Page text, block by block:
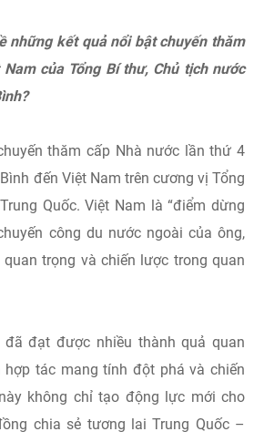
những kết quả nổi bật chuyến thăm
của Tổng Bí thư, Chủ tịch nước
thăm cấp Nhà nước lần thứ 4
đến Việt Nam trên cương vị Tổng
Quốc. Việt Nam là “điểm dừng
công du nước ngoài của ông,
trọng và chiến lược trong quan
đã đạt được nhiều thành quả quan
hợp tác mang tính đột phá và chiến
không chỉ tạo động lực mới cho
chia sẻ tương lai Trung Quốc –